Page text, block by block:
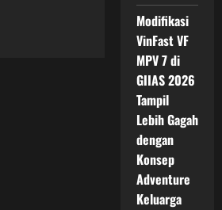
Modifikasi
VinFast VF
MPV 7 di
GIIAS 2026
Tampil
Lebih Gagah
dengan
Konsep
Adventure
Keluarga